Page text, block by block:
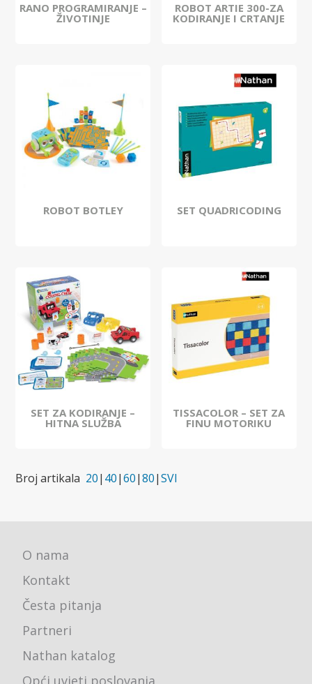
RANO PROGRAMIRANJE –
ŽIVOTINJE
ROBOT ARTIE 300-ZA
KODIRANJE I CRTANJE
ROBOT BOTLEY SET QUADRICODING
SET ZA KODIRANJE –
HITNA SLUŽBA
TISSACOLOR – SET ZA
FINU MOTORIKU
Broj artikala 20| 40|60|80|SVI
O nama
Kontakt
Česta pitanja
Partneri
Nathan katalog
Opći uvjeti poslovanja